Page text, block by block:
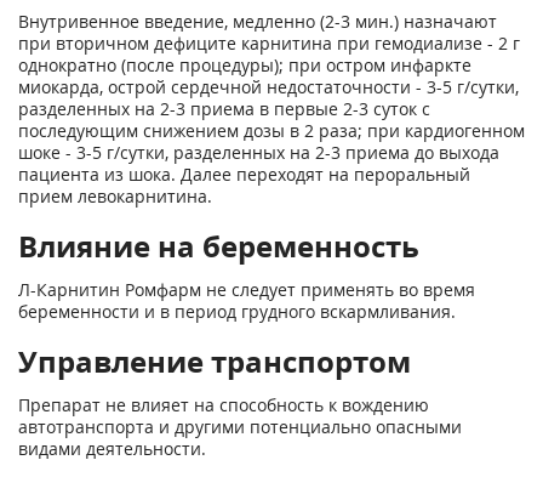
Внутривенное введение, медленно (2-3 мин.) назначают
при вторичном дефиците карнитина при гемодиализе - 2 г
однократно (после процедуры); при остром инфаркте
миокарда, острой сердечной недостаточности - 3-5 г/сутки,
разделенных на 2-3 приема в первые 2-3 суток с
последующим снижением дозы в 2 раза; при кардиогенном
шоке - 3-5 г/сутки, разделенных на 2-3 приема до выхода
пациента из шока. Далее переходят на пероральный
прием левокарнитина.
Влияние на беременность
Л-Карнитин Ромфарм не следует применять во время
беременности и в период грудного вскармливания.
Управление транспортом
Препарат не влияет на способность к вождению
автотранспорта и другими потенциально опасными
видами деятельности.